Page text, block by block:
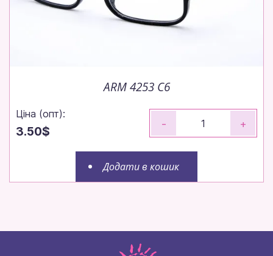
ARM 4253 C6
Ціна (опт):
3.50$
- +
Додати в кошик